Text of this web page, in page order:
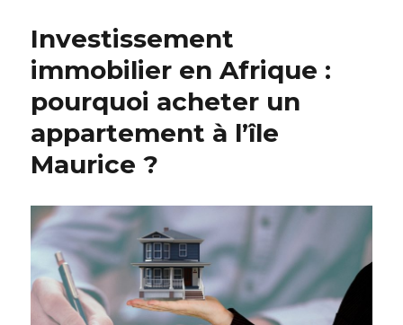
Investissement
immobilier en Afrique :
pourquoi acheter un
appartement à l’île
Maurice ?